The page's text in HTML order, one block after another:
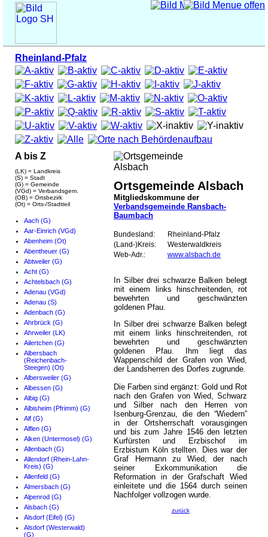
Rheinland-Pfalz
A bis Z
(LK) = Landkreis
(S) = Stadt
(G) = Gemeinde
(VGd) = Verbandsgem.
(OB) = Ortsbezirk
(Ot) = Orts-/Stadtteil
Aach (G)
Aar-Einrich (VGd)
Abenheim (Ot)
Abentheuer (G)
Abtweiler (G)
Acht (G)
Achtelsbach (G)
Adenau (VGd)
Adenau (S)
Adenbach (G)
Ahrbrück (G)
Ahrweiler (LK)
Ailertchen (G)
Albersbach
(Reichenbach-
Steegen) (Ot)
Albersweiler (G)
Albessen (G)
Albig (G)
Albisheim (Pfrimm) (G)
Alf (G)
Alflen (G)
Alken (Untermosel) (G)
Allenbach (G)
Allendorf (Rhein-Lahn-
Kreis) (G)
Allenfeld (G)
Almersbach (G)
Alpenrod (G)
Alsbach (G)
Alsdorf (Eifel) (G)
Alsdorf (Westerwald)
(G)
Ortsgemeinde Alsbach
Mitgliedskommune der
Verbandsgemeinde Ransbach-
Baumbach
Bundesland:
Rheinland-Pfalz
(Land-)Kreis:
Westerwaldkreis
Web-Adr.:
www.alsbach.de
In Silber drei schwarze Balken belegt
mit einem links hinschreitenden, rot
bewehrten und geschwänzten
goldenen Pfau.
In Silber drei schwarze Balken belegt
mit einem links hinschreitenden, rot
bewehrten und geschwänzten
goldenen Pfau. Ihm liegt das
Wappenschild der Grafen von Wied,
der Landsherren des Dorfes zugrunde.
Die Farben sind ergänzt: Gold und Rot
nach den Grafen von Wied, Schwarz
und Silber nach den Herren von
Isenburg-Grenzau, die den “Wiedern”
in der Ortsherrschaft vorausgingen
und bis zum Jahre 1546 den letzten
Kurfürsten und Erzbischof im
Erzbistum Köln stellten. Dies war der
Graf Hermann zu Wied, der nach
seiner Exkommunikation die
Reformation in der Grafschaft Wied
einleitete und die 1564 durch seinen
Nachfolger vollzogen wurde.
zurück